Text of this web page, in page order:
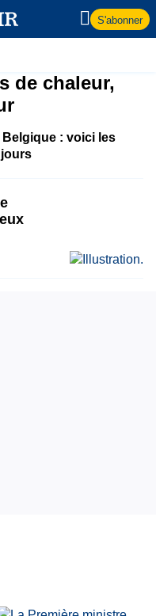
S'abonner
de chaleur,
Belgique : voici les